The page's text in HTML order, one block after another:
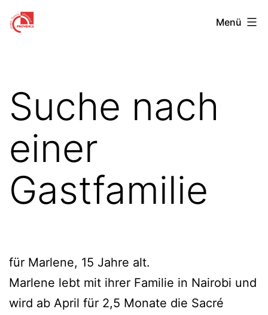
Zum
Inhalt
Centre
Provence
Menü
Suche nach
einer
Gastfamilie
für Marlene, 15 Jahre alt.
Marlene lebt mit ihrer Familie in Nairobi und
wird ab April für 2,5 Monate die Sacré